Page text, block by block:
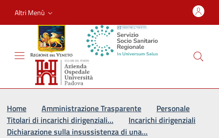
Altri Menù
Home Amministrazione Trasparente
Personale
Titolari di incarichi dirigenziali…
Incarichi dirigenziali
Dichiarazione sulla insussistenza di una…